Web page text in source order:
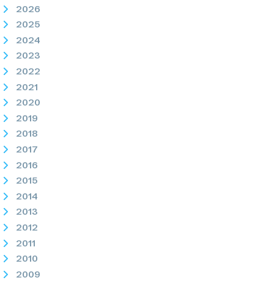
2026
2025
2024
2023
2022
2021
2020
2019
2018
2017
2016
2015
2014
2013
2012
2011
2010
2009